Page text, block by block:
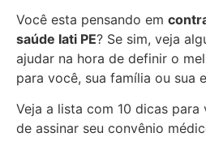
Você esta pensando em
saúde Iati PE? Se sim, veja
ajudar na hora de definir o
para você, sua família ou sua
Veja a lista com 10 dicas
de assinar seu convênio